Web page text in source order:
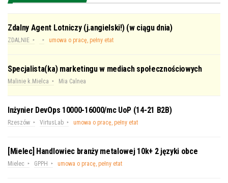
Zdalny Agent Lotniczy (j.angielski!) (w ciągu dnia)
ZDALNIE umowa o pracę, pełny etat
Specjalista(ka) marketingu w mediach społecznościowych
Malinie k.Mielca Mia Calnea
Inżynier DevOps 10000-16000/mc UoP (14-21 B2B)
Rzeszów VirtusLab umowa o pracę, pełny etat
[Mielec] Handlowiec branży metalowej 10k+ 2 języki obce
Mielec GPPH umowa o pracę, pełny etat